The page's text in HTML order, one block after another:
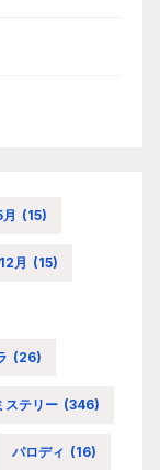
(15)
12月 (15)
(26)
ステリー (346)
パロディ (16)